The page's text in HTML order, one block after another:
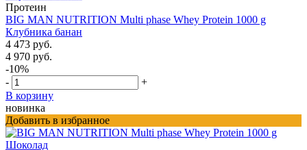
Протеин
BIG MAN NUTRITION Multi phase Whey Protein 1000 g
Клубника банан
4 473 руб.
4 970 руб.
-10%
-
+
В корзину
новинка
Добавить в избранное